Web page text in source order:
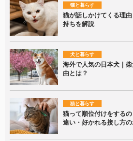
猫と暮らす
猫が話しかけてくる理
持ちを解説
犬と暮らす
海外で人気の日本犬｜
由とは？
猫と暮らす
猫って順位付けをする
違い・好かれる接し方の